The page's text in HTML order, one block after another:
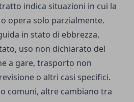
indica situazioni in cui la
opera solo parzialmente.
in stato di ebbrezza,
uso non dichiarato del
a gare, trasporto non
o altri casi specifici.
comuni, altre cambiano tra